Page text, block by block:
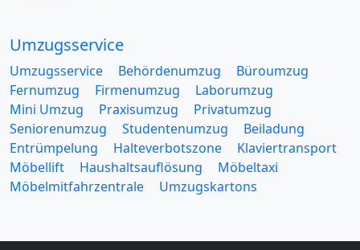
Umzugsservice
Umzugsservice Behördenumzug
Büroumzug
Fernumzug
Firmenumzug
Laborumzug
Mini Umzug
Praxisumzug
Privatumzug
Seniorenumzug
Studentenumzug
Beiladung
Entrümpelung
Halteverbotszone
Klaviertransport
Möbellift
Haushaltsauflösung
Möbeltaxi
Möbelmitfahrzentrale
Umzugskartons